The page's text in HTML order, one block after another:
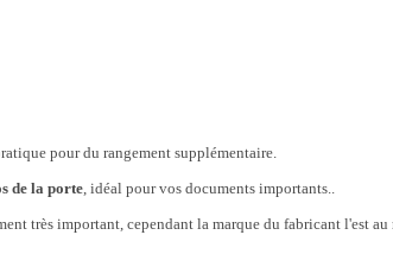
pour du rangement supplémentaire.
de la porte , idéal pour vos documents importants..
très important, cependant la marque du fabricant l'est